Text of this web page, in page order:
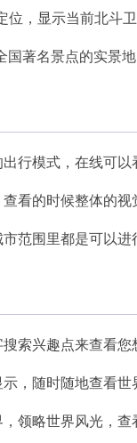
位，显示当前北斗
国著名景点的实景
行模式，在线可以
看的时候整体的视
范围里都是可以进
索兴趣点来查看您
，随时随地查看世
领略世界风光，查